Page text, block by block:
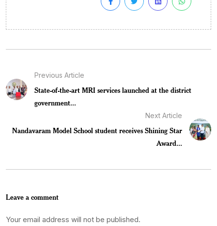
Previous Article
State-of-the-art MRI services launched at the district
government...
Next Article
Nandavaram Model School student receives Shining Star
Award...
Leave a comment
Your email address will not be published.